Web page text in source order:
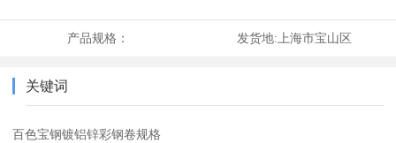
产品规格： 发货地:上海市宝山区
关键词
百色宝钢镀铝锌彩钢卷规格